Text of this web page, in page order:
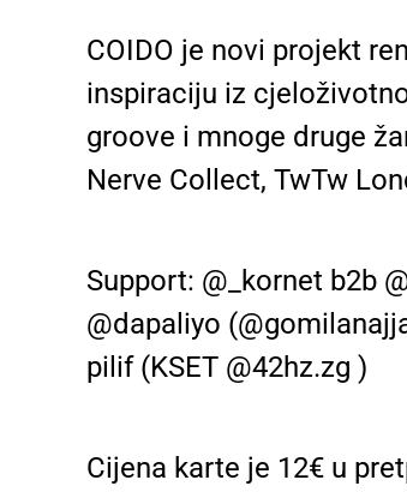
COIDO je novi projekt
inspiraciju iz
groove i mnoge druge
Nerve Collect, TwTw
Support: @_kornet b2b
@dapaliyo
pilif (KSET @42hz.zg )
Cijena karte je 12€ u